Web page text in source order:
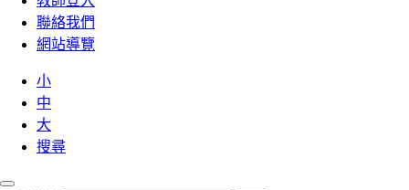
聯絡我們
網站導覽
小
中
大
搜尋